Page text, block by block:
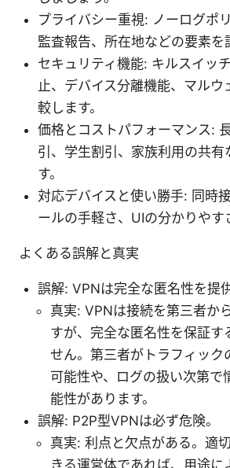
プライバシー重視: ノーログポ
監査報告、所在地などの要素を
セキュリティ機能: キルスイッ
止、デバイス分離機能、マルウ
較します。
価格とコストパフォーマンス:
引、学生割引、家族利用の共有
す。
対応デバイスと使い勝手: 同時
ールの手軽さ、UIの分かりやす
よくある誤解と真実
誤解: VPNは完全な匿名性を提
真実: VPNは接続を第三者か
すが、完全な匿名性を保証す
せん。第三者がトラフィック
可能性や、ログの扱い次第で
能性があります。
誤解: P2P型VPNは必ず危険。
真実: 利点と欠点がある。適
きる運営体であれば、用途に